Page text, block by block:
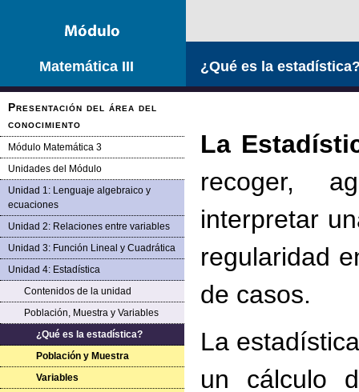
Matemática III
Presentación del área del
conocimiento
Módulo Matemática 3
Unidades del Módulo
Unidad 1: Lenguaje algebraico y
ecuaciones
Unidad 2: Relaciones entre variables
Unidad 3: Función Lineal y Cuadrática
Unidad 4: Estadística
Contenidos de la unidad
Población, Muestra y Variables
¿Qué es la estadística?
Población y Muestra
Variables
¿Qué es la
La
recoger,
interpretar
regularidad
de casos.
La
un cálculo